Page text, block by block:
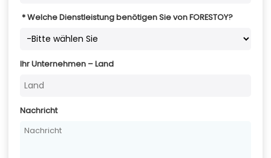
Welche Dienstleistung benötigen Sie von FORESTOY?
Ihr Unternehmen – Land
Nachricht